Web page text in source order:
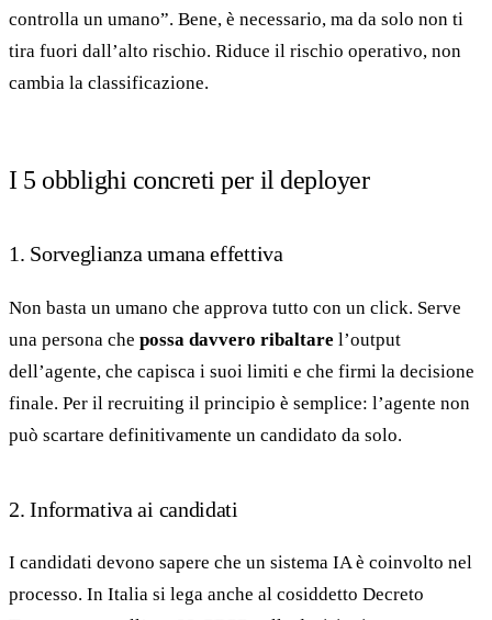
controlla un umano”. Bene, è necessario, ma da solo non ti
tira fuori dall’alto rischio. Riduce il rischio operativo, non
cambia la classificazione.
I 5 obblighi concreti per il deployer
1. Sorveglianza umana effettiva
Non basta un umano che approva tutto con un click. Serve
una persona che possa davvero ribaltare l’output
dell’agente, che capisca i suoi limiti e che firmi la decisione
finale. Per il recruiting il principio è semplice: l’agente non
può scartare definitivamente un candidato da solo.
2. Informativa ai candidati
I candidati devono sapere che un sistema IA è coinvolto nel
processo. In Italia si lega anche al cosiddetto Decreto